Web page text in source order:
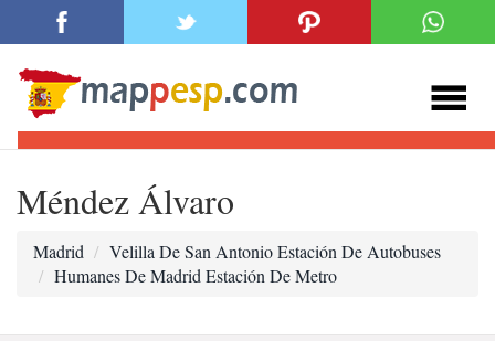
Méndez Álvaro
Madrid
Velilla De San Antonio Estación De Autobuses
Humanes De Madrid Estación De Metro